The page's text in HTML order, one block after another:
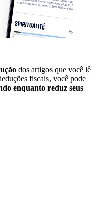
dos artigos que você lê
fiscais, você pode
enquanto reduz seus